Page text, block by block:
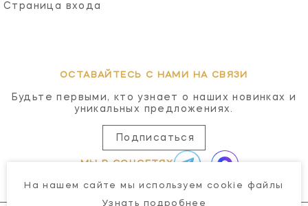
Страница входа
ОСТАВАЙТЕСЬ С НАМИ НА СВЯЗИ
Будьте первыми, кто узнает о наших новинках и
уникальных предложениях.
Подписаться
МЫ В СОЦСЕТЯХ
На нашем сайте мы используем cookie файлы
Узнать подробнее